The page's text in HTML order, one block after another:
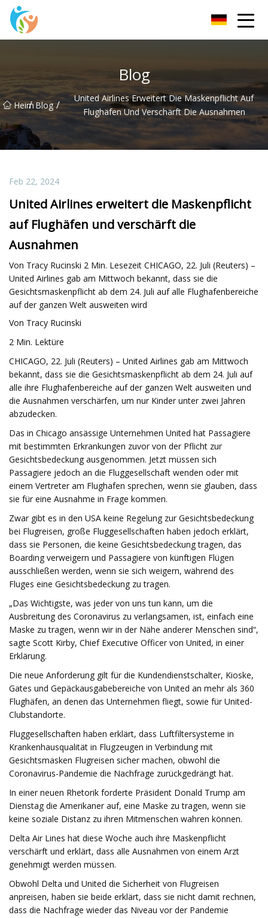
Blog
Heim
/ Blog /
United Airlines Erweitert Die Maskenpflicht Auf
Flughäfen Und Verschärft Die Ausnahmen
Feb 22, 2024
United Airlines erweitert die Maskenpflicht
auf Flughäfen und verschärft die
Ausnahmen
Von Tracy Rucinski 2 Min. Lesezeit CHICAGO, 22. Juli (Reuters) –
United Airlines gab am Mittwoch bekannt, dass sie die
Gesichtsmaskenpflicht ab dem 24. Juli auf alle Flughafenbereiche
auf der ganzen Welt ausweiten wird
Von Tracy Rucinski
2 Min. Lektüre
CHICAGO, 22. Juli (Reuters) – United Airlines gab am Mittwoch
bekannt, dass sie die Gesichtsmaskenpflicht ab dem 24. Juli auf
alle ihre Flughafenbereiche auf der ganzen Welt ausweiten und
die Ausnahmen verschärfen, um nur Kinder unter zwei Jahren
abzudecken.
Das in Chicago ansässige Unternehmen United hat Passagiere
mit bestimmten Erkrankungen zuvor von der Pflicht zur
Gesichtsbedeckung ausgenommen. Jetzt müssen sich
Passagiere jedoch an die Fluggesellschaft wenden oder mit
einem Vertreter am Flughafen sprechen, wenn sie glauben, dass
sie für eine Ausnahme in Frage kommen.
Zwar gibt es in den USA keine Regelung zur Gesichtsbedeckung
bei Flugreisen, große Fluggesellschaften haben jedoch erklärt,
dass sie Personen, die keine Gesichtsbedeckung tragen, das
Boarding verweigern und Passagiere von künftigen Flügen
ausschließen werden, wenn sie sich weigern, während des
Fluges eine Gesichtsbedeckung zu tragen.
„Das Wichtigste, was jeder von uns tun kann, um die
Ausbreitung des Coronavirus zu verlangsamen, ist, einfach eine
Maske zu tragen, wenn wir in der Nähe anderer Menschen sind“,
sagte Scott Kirby, Chief Executive Officer von United, in einer
Erklärung.
Die neue Anforderung gilt für die Kundendienstschalter, Kioske,
Gates und Gepäckausgabebereiche von United an mehr als 360
Flughäfen, an denen das Unternehmen fliegt, sowie für United-
Clubstandorte.
Fluggesellschaften haben erklärt, dass Luftfiltersysteme in
Krankenhausqualität in Flugzeugen in Verbindung mit
Gesichtsmasken Flugreisen sicher machen, obwohl die
Coronavirus-Pandemie die Nachfrage zurückgedrängt hat.
In einer neuen Rhetorik forderte Präsident Donald Trump am
Dienstag die Amerikaner auf, eine Maske zu tragen, wenn sie
keine soziale Distanz zu ihren Mitmenschen wahren können.
Delta Air Lines hat diese Woche auch ihre Maskenpflicht
verschärft und erklärt, dass alle Ausnahmen von einem Arzt
genehmigt werden müssen.
Obwohl Delta und United die Sicherheit von Flugreisen
anpreisen, haben sie beide erklärt, dass sie nicht damit rechnen,
dass die Nachfrage wieder das Niveau vor der Pandemie